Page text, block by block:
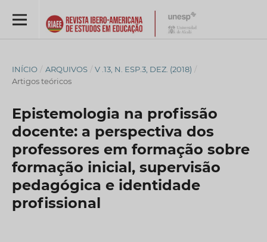
INÍCIO / ARQUIVOS / V .13, N. ESP.3, DEZ. (2018) /
Artigos teóricos
Epistemologia na profissão
docente: a perspectiva dos
professores em formação sobre
formação inicial, supervisão
pedagógica e identidade
profissional